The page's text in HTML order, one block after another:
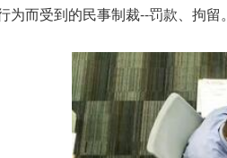
为而受到的民事制裁--罚款、拘留。